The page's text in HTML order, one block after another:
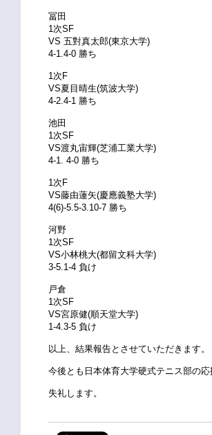
冨田
1次SF
VS 五對真太郎(東京大学)
4-1.4-0 勝ち
1次F
VS夏目晴生(筑波大学)
4-2.4-1 勝ち
池田
1次SF
VS渡丸宙輝(芝浦工業大学)
4-1. 4-0 勝ち
1次F
VS藤由蓮矢(慶應義塾大学)
4(6)-5.5-3.10-7 勝ち
河野
1次SF
VS小林桃大(都留文科大学)
3-5.1-4 負け
戸倉
1次SF
VS宮原健(順天堂大学)
1-4.3-5 負け
以上、結果報告とさせていただきます。
今後とも日本体育大学硬式テニス部の応
失礼します。